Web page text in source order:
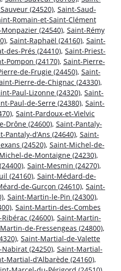
(24520), Saint-Saud-
Romain-et-Saint-Clément
(24540), Saint-Rémy
, Saint-Raphaël (24160), Saint-
des-Prés (24410), Saint-Priest-
Pompon (24170), Saint-Pierre-
de-Frugie (24450), Saint-
Pierre-de-Chignac (24330),
Paul-Lizonne (24320), Saint-
Paul-de-Serre (24380), Saint-
, Saint-Pardoux-et-Vielvic
Drône (24600), Saint-Pantaly-
Pantaly-d’Ans (24640), Saint-
(24520), Saint-Michel-de-
de-Montaigne (24230),
, Saint-Mesmin (24270),
(24160), Saint-Médard-de-
de-Gurçon (24610), Saint-
, Saint-Martin-le-Pin (24300),
, Saint-Martin-des-Combes
(24600), Saint-Martin-
de-Fressengeas (24800),
, Saint-Martial-de-Valette
(24250), Saint-Martial-
Martial-d’Albarède (24160),